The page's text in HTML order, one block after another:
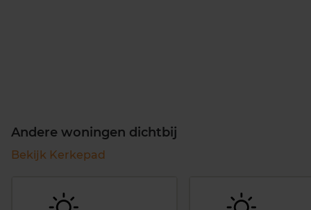
Andere woningen dichtbij
Bekijk Kerkepad